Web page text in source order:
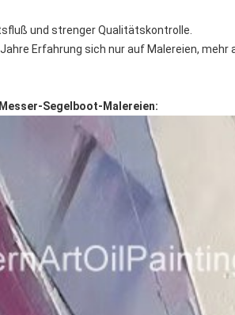
und strenger Qualitätskontrolle.
Erfahrung sich nur auf Malereien,
Segelboot-Malereien: